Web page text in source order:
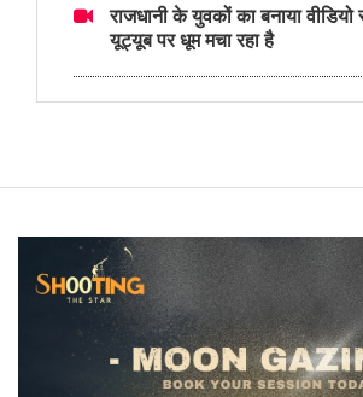
राजधानी के युवकों का बनाया वीडियो
यूट्यूब पर धूम मचा रहा है